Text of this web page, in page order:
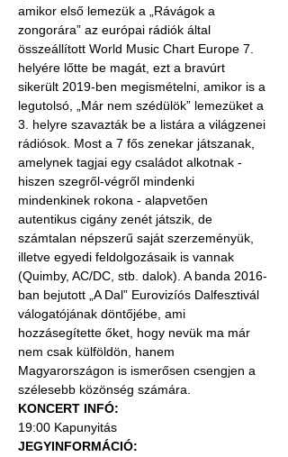
amikor első lemezük a „Rávágok a
zongorára” az európai rádiók által
összeállított World Music Chart Europe 7.
helyére lőtte be magát, ezt a bravúrt
sikerült 2019-ben megismételni, amikor is a
legutolsó, „Már nem szédülök” lemezüket a
3. helyre szavazták be a listára a világzenei
rádiósok. Most a 7 fős zenekar játszanak,
amelynek tagjai egy családot alkotnak -
hiszen szegről-végről mindenki
mindenkinek rokona - alapvetően
autentikus cigány zenét játszik, de
számtalan népszerű saját szerzeményük,
illetve egyedi feldolgozásaik is vannak
(Quimby, AC/DC, stb. dalok). A banda 2016-
ban bejutott „A Dal” Eurovizíós Dalfesztivál
válogatójának döntőjébe, ami
hozzásegítette őket, hogy nevük ma már
nem csak külföldön, hanem
Magyarországon is ismerősen csengjen a
szélesebb közönség számára.
KONCERT INFÓ:
19:00 Kapunyitás
JEGYINFORMÁCIÓ: